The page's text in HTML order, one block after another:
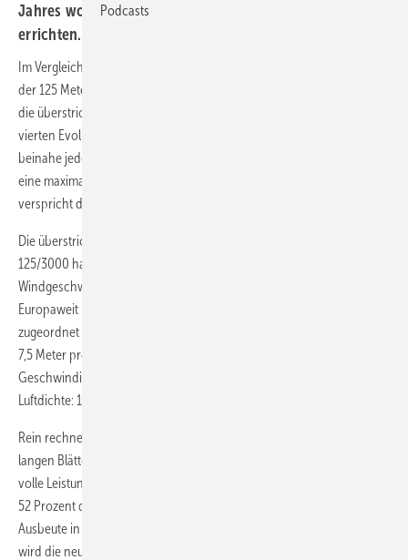
Jahres wollen die Spanier den Prototyp der AW 125/3000
errichten.
Im Vergleich zum aktuell größten Modell, der AW 116/3000, vergrößert
der 125 Meter große Rotordurchmesser des neuen Schwachwindtyps
die überstrichene Rotorfläche um 16 Prozent. Mit der nunmehr
vierten Evolutionsstufe der Drei-Megawatt-Plattform sei damit für
beinahe jeden beliebigen Windstandort eine Anlage verfügbar, die
eine maximale Energieproduktion zu geringen Kosten liefert,
verspricht das Unternehmen.
Die überstrichene Rotorfläche von 12.271 Quadratmetern der AW
125/3000 hat Acciona passgenau auf die durchschnittlichen
Windgeschwindigkeiten windschwacher Standorte zugeschnitten.
Europaweit normiert werden solche Standorte der Klasse IEC III
zugeordnet – durchschnittlich weht der Wind hier im Jahresmittel mit
7,5 Meter pro Sekunde. Der Energiegehalt des Windes liegt bei diesen
Geschwindigkeiten bei 258 Watt pro Quadratmeter (bei einer
Luftdichte: 1,225 kg/m³).
Rein rechnerisch genügen dem drei-Megawatt-Generator wegen der
langen Blätter bereits 244 Watt pro Quadratmeter Rotorfläche um auf
volle Leistung zu kommen. In der Praxis lassen sich allerdings maximal
52 Prozent der Energie des Windes auch technisch nutzen. Um die
Ausbeute in schwächeren Windstandorten zusätzlich zu erhöhen,
wird die neue Turbine auf bis zu 120 Meter hohen Betontürmen
Podcasts